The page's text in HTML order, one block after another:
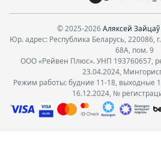
© 2025-2026Аляксей Зайцаў
Юр. адрес: Республика Беларусь, 220086,
68А, пом. 9
ООО «Рейвен Плюс». УНП 193760657,
23.04.2024,
Режим работы: будние 11-18, выходные
16.12.2024, №